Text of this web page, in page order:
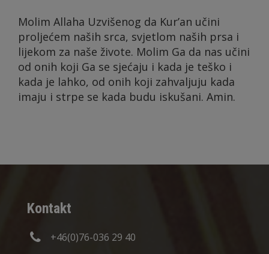
Molim Allaha Uzvišenog da Kur’an učini
proljećem naših srca, svjetlom naših prsa i
lijekom za naše živote. Molim Ga da nas učini
od onih koji Ga se sjećaju i kada je teško i
kada je lahko, od onih koji zahvaljuju kada
imaju i strpe se kada budu iskušani. Amin.
Kontakt
+46(0)76-036 29 40